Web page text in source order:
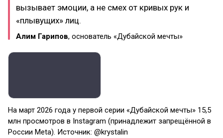
вызывает эмоции, а не смех от кривых рук и
«плывущих» лиц.
Алим Гарипов, основатель «Дубайской мечты»
На март 2026 года у первой серии «Дубайской мечты» 15,5
млн просмотров в Instagram (принадлежит запрещённой в
России Meta). Источник: @krystalin